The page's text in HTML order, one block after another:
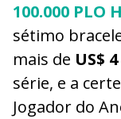
100.000 PLO
sétimo
mais de US$
série, e a
Jogador do